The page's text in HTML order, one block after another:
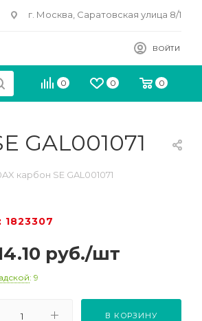
г. Москва, Саратовская улица 8/1
ВОЙТИ
0 0 0
GAL001071
карбон SE GAL001071
руб./шт
: 9
В КОРЗИНУ